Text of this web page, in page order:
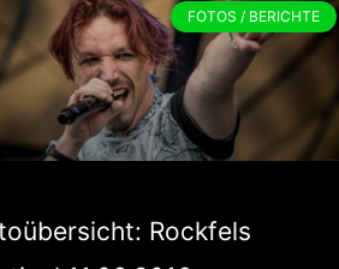
FOTOS / BERICHTE
Rockfels